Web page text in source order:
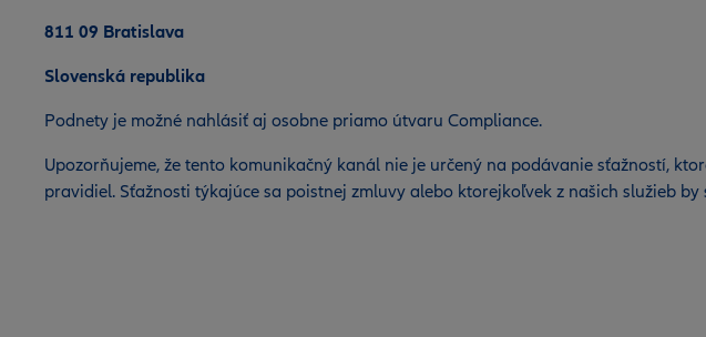
811 09 Bratislava
Slovenská republika
Podnety je možné nahlásiť aj osobne priamo útvaru Compliance.
Upozorňujeme, že tento komunikačný kanál nie je určený na podávanie sťažností,
pravidiel. Sťažnosti týkajúce sa poistnej zmluvy alebo ktorejkoľvek z našich služieb